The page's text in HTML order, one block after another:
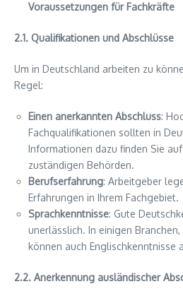
Voraussetzungen für Fachkräfte
2.1. Qualifikationen und Abschlüsse
Um in Deutschland arbeiten zu
Regel:
Einen anerkannten Abschluss:
Fachqualifikationen sollten in
Informationen dazu finden Sie
zuständigen Behörden.
Berufserfahrung: Arbeitgeber
Erfahrungen in Ihrem Fachgebiet.
Sprachkenntnisse: Gute
unerlässlich. In einigen
können auch Englischkenntnisse
2.2. Anerkennung ausländischer